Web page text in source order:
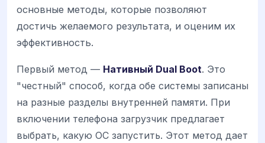
основные методы, которые позволяют
достичь желаемого результата, и оценим их
эффективность.
Первый метод — Нативный Dual Boot. Это
"честный" способ, когда обе системы записаны
на разные разделы внутренней памяти. При
включении телефона загрузчик предлагает
выбрать, какую ОС запустить. Этот метод дает